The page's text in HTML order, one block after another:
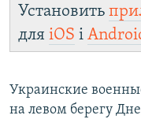
Установить
для iOS і
Украинские
на левом берегу